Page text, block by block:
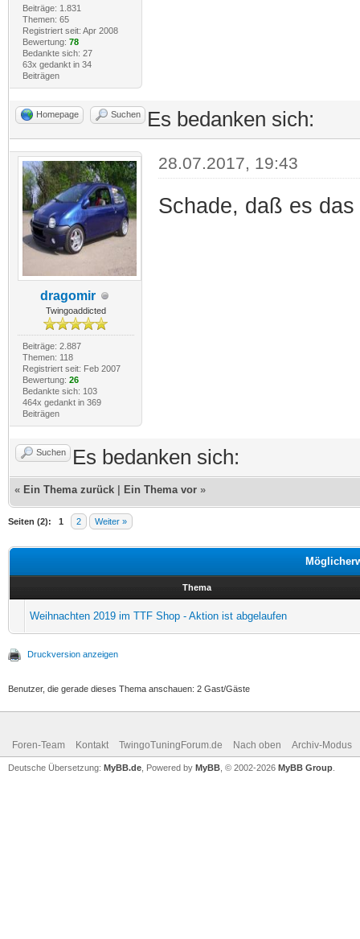
Beiträge: 1.831
Themen: 65
Registriert seit: Apr 2008
Bewertung: 78
Bedankte sich: 27
63x gedankt in 34
Beiträgen
Homepage Suchen Es bedanken sich:
dragomir
Twingoaddicted
Beiträge: 2.887
Themen: 118
Registriert seit: Feb 2007
Bewertung: 26
Bedankte sich: 103
464x gedankt in 369
Beiträgen
28.07.2017, 19:43
Schade, daß es
Suchen Es bedanken sich:
« Ein Thema zurück Ein Thema vor »
Seiten (2): 1 2 Weiter »
Thema
Weihnachten 2019 im TTF Shop - Aktion ist abgelaufen
Druckversion anzeigen
Benutzer, die gerade dieses Thema anschauen: 2 Gast/Gäste
Foren-Team Kontakt TwingoTuningForum.de Nach oben Archiv-Modus
Deutsche Übersetzung: MyBB.de , Powered by MyBB , © 2002-2026 MyBB Group